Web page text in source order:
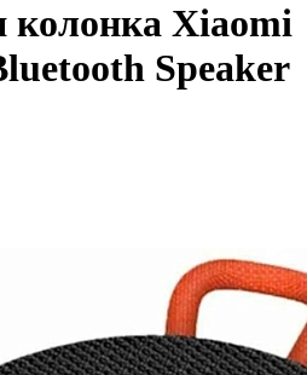
колонка Xiaomi
Speaker